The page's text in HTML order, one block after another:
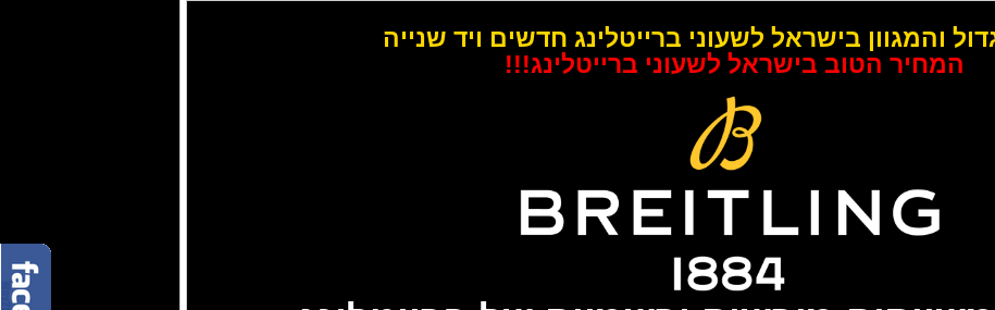
והמגוון בישראל לשעוני ברייטלינג חדשים ויד שנייה
המחיר הטוב בישראל לשעוני ברייטלינג!!!